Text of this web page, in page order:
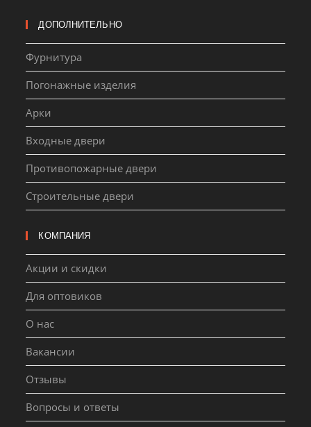
ДОПОЛНИТЕЛЬНО
Фурнитура
Погонажные изделия
Арки
Входные двери
Противопожарные двери
Строительные двери
КОМПАНИЯ
Акции и скидки
Для оптовиков
О нас
Вакансии
Отзывы
Вопросы и ответы